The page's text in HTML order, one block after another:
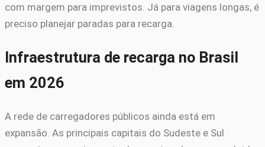
com margem para imprevistos. Já para viagens longas, é
preciso planejar paradas para recarga.
Infraestrutura de recarga no Brasil
em 2026
A rede de carregadores públicos ainda está em
expansão. As principais capitais do Sudeste e Sul